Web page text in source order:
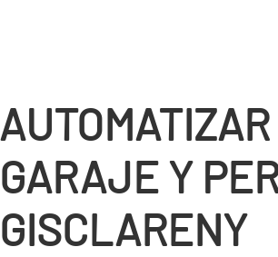
GARAJE Y
GISCLARENY